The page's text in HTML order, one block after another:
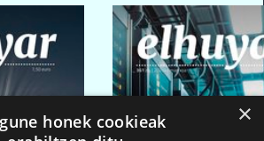
×
honek cookieak